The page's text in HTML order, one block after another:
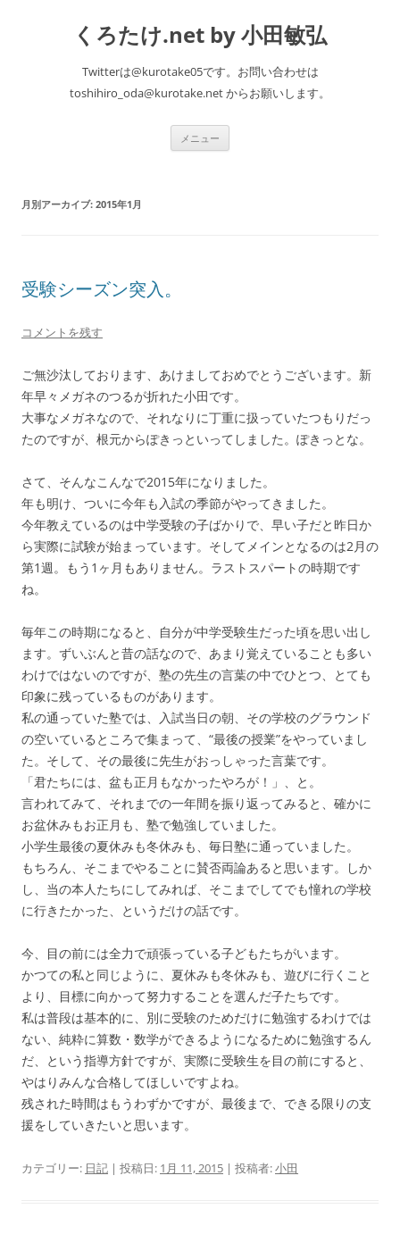
くろたけ.net by 小田敏弘
Twitterは@kurotake05です。お問い合わせは
toshihiro_oda@kurotake.net からお願いします。
メニュー
月別アーカイブ: 2015年1月
受験シーズン突入。
コメントを残す
ご無沙汰しております、あけましておめでとうございます。新
年早々メガネのつるが折れた小田です。
大事なメガネなので、それなりに丁重に扱っていたつもりだっ
たのですが、根元からぽきっといってしました。ぽきっとな。
さて、そんなこんなで2015年になりました。
年も明け、ついに今年も入試の季節がやってきました。
今年教えているのは中学受験の子ばかりで、早い子だと昨日か
ら実際に試験が始まっています。そしてメインとなるのは2月の
第1週。もう1ヶ月もありません。ラストスパートの時期です
ね。
毎年この時期になると、自分が中学受験生だった頃を思い出し
ます。ずいぶんと昔の話なので、あまり覚えていることも多い
わけではないのですが、塾の先生の言葉の中でひとつ、とても
印象に残っているものがあります。
私の通っていた塾では、入試当日の朝、その学校のグラウンド
の空いているところで集まって、“最後の授業”をやっていまし
た。そして、その最後に先生がおっしゃった言葉です。
「君たちには、盆も正月もなかったやろが！」、と。
言われてみて、それまでの一年間を振り返ってみると、確かに
お盆休みもお正月も、塾で勉強していました。
小学生最後の夏休みも冬休みも、毎日塾に通っていました。
もちろん、そこまでやることに賛否両論あると思います。しか
し、当の本人たちにしてみれば、そこまでしてでも憧れの学校
に行きたかった、というだけの話です。
今、目の前には全力で頑張っている子どもたちがいます。
かつての私と同じように、夏休みも冬休みも、遊びに行くこと
より、目標に向かって努力することを選んだ子たちです。
私は普段は基本的に、別に受験のためだけに勉強するわけでは
ない、純粋に算数・数学ができるようになるために勉強するん
だ、という指導方針ですが、実際に受験生を目の前にすると、
やはりみんな合格してほしいですよね。
残された時間はもうわずかですが、最後まで、できる限りの支
援をしていきたいと思います。
カテゴリー: 日記 | 投稿日: 1月 11, 2015 | 投稿者:小田